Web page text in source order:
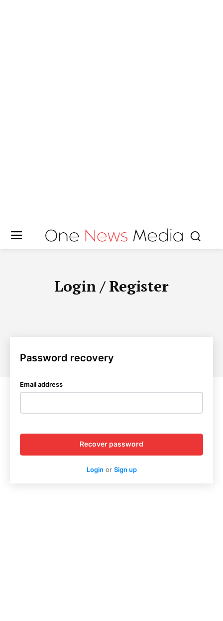
Login / Register
Password recovery
Email address
Recover password
Login or Sign up